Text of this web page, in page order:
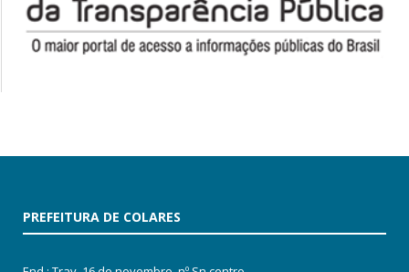
PREFEITURA DE COLARES